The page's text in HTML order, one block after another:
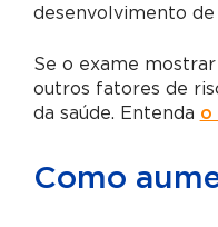
desenvolvimento de
Se o exame
outros fatores de
da saúde. Entenda o
Como